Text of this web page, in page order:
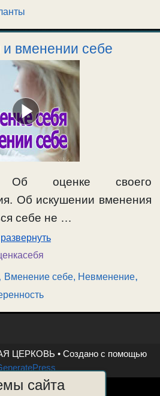
вменении себе
Об оценке своего
Об искушении вменения
себе не …
развернуть
Вменение себе, Невменение,
ЦЕРКОВЬ • Создано с помощью
сайта